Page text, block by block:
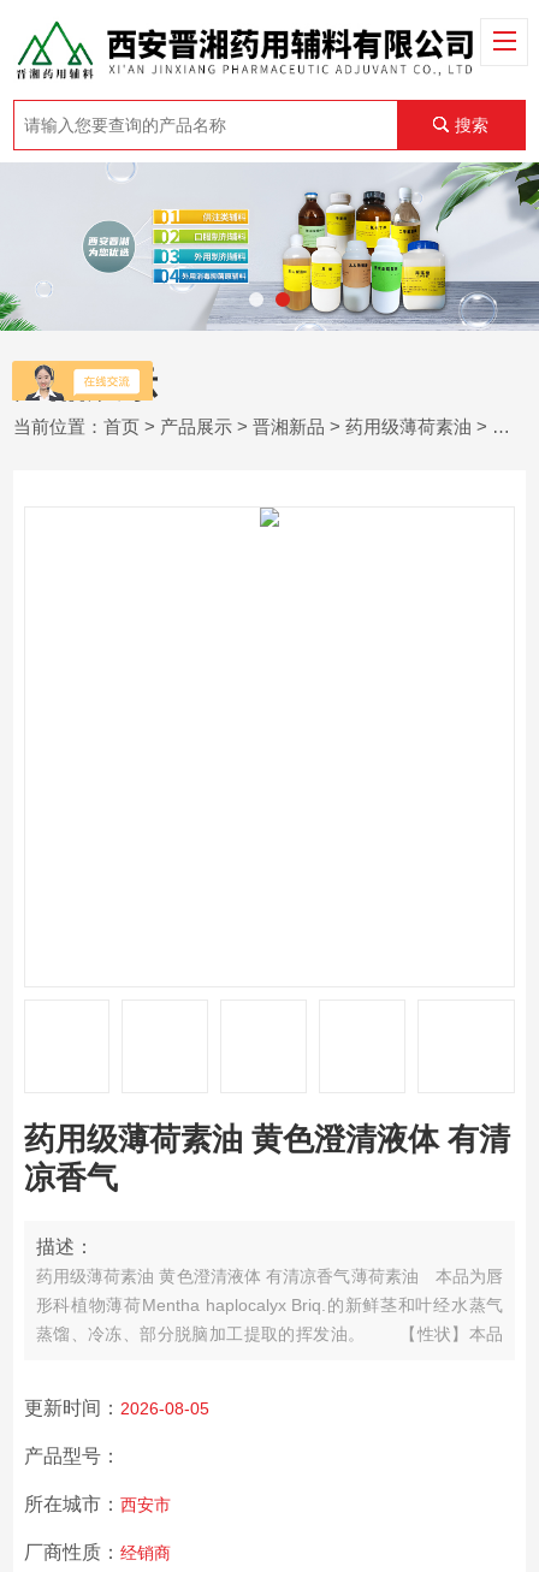
搜索
产品展示
当前位置：首页 > 产品展示 >晋湘新品 >药用级薄荷素油 > 药用级薄荷素油 黄色澄清液体 有清凉香气
药用级薄荷素油 黄色澄清液体 有清
凉香气
描述：
药用级薄荷素油 黄色澄清液体 有清凉香气薄荷素油 本品为唇
形科植物薄荷Mentha haplocalyx Briq.的新鲜茎和叶经水蒸气
蒸馏、冷冻、部分脱脑加工提取的挥发油。
【性状】本品
任意混溶。
更新时间： 2026-08-05
产品型号：
所在城市： 西安市
厂商性质： 经销商